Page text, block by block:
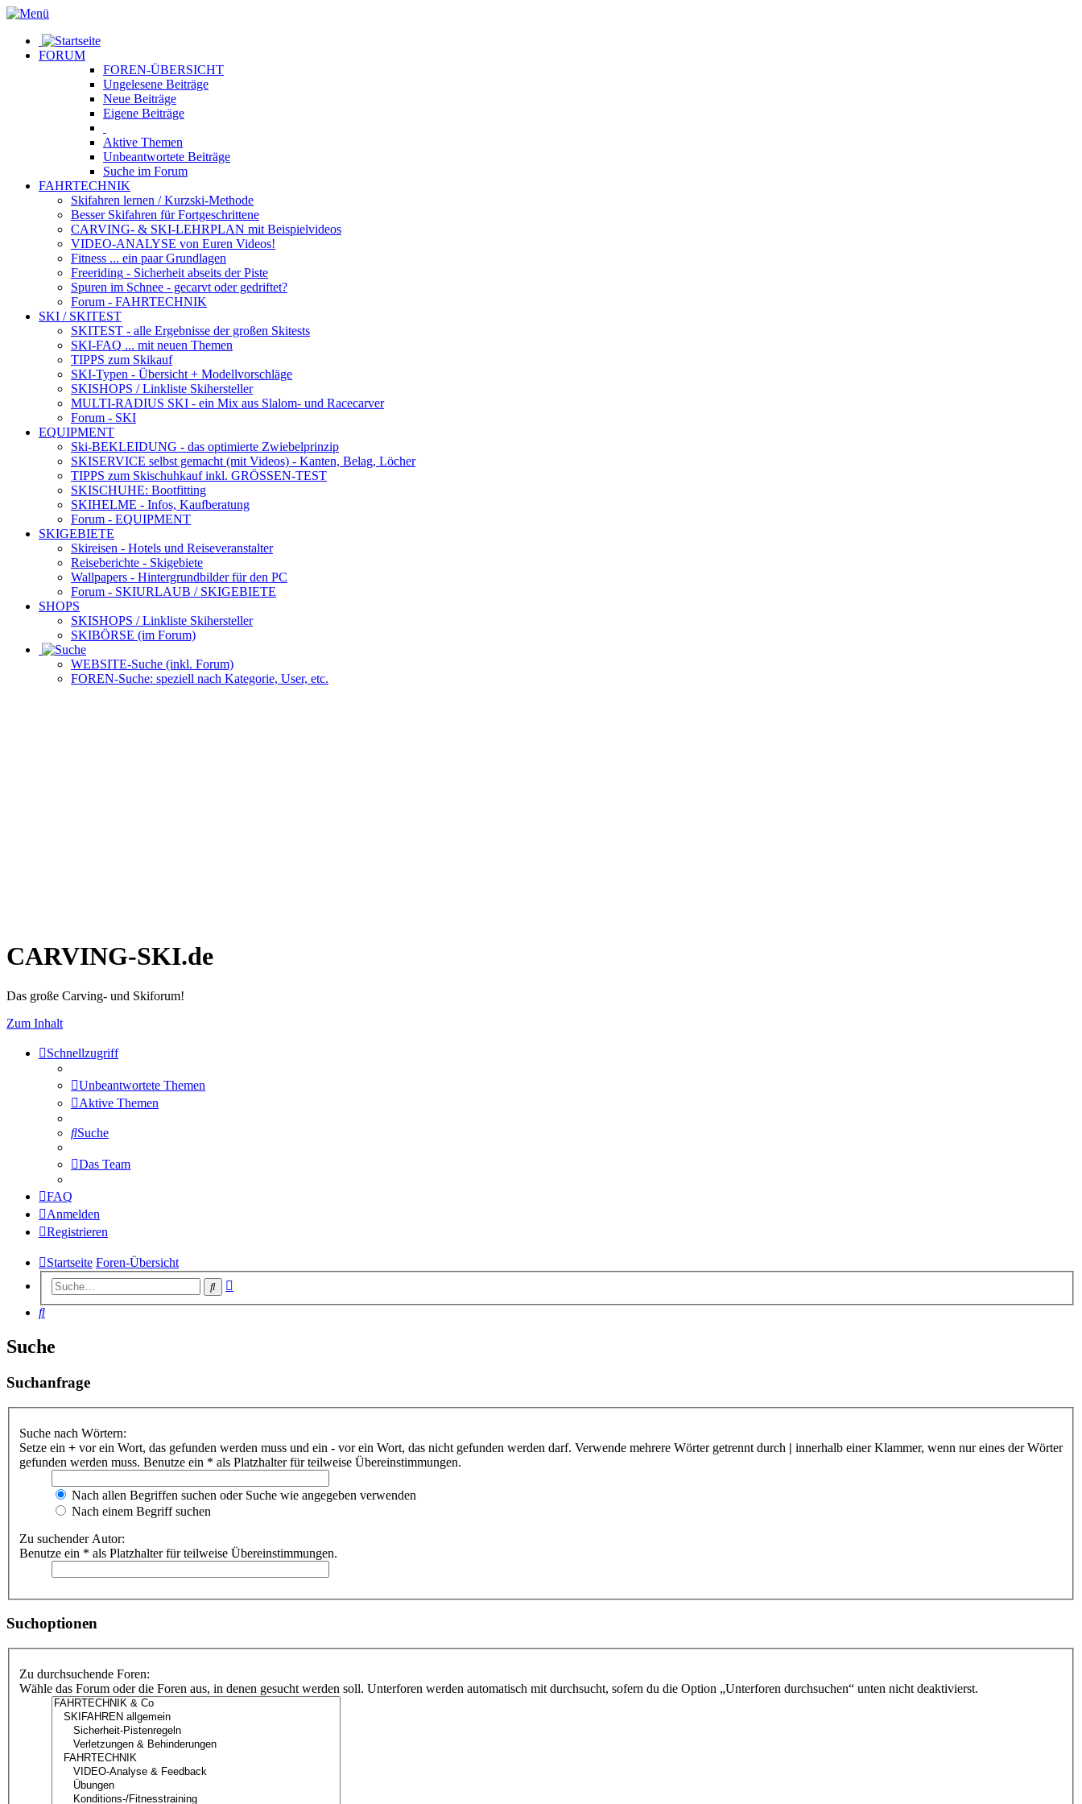
FORUM
FOREN-ÜBERSICHT
Ungelesene Beiträge
Neue Beiträge
Eigene Beiträge
Aktive Themen
Unbeantwortete Beiträge
Suche im Forum
FAHRTECHNIK
Skifahren lernen / Kurzski-Methode
Besser Skifahren für Fortgeschrittene
CARVING- & SKI-LEHRPLAN mit Beispielvideos
VIDEO-ANALYSE von Euren Videos!
Fitness ... ein paar Grundlagen
Freeriding - Sicherheit abseits der Piste
Spuren im Schnee - gecarvt oder gedriftet?
Forum - FAHRTECHNIK
SKI / SKITEST
SKITEST - alle Ergebnisse der großen Skitests
SKI-FAQ ... mit neuen Themen
TIPPS zum Skikauf
SKI-Typen - Übersicht + Modellvorschläge
SKISHOPS / Linkliste Skihersteller
MULTI-RADIUS SKI - ein Mix aus Slalom- und Racecarver
Forum - SKI
EQUIPMENT
Ski-BEKLEIDUNG - das optimierte Zwiebelprinzip
SKISERVICE selbst gemacht (mit Videos) - Kanten, Belag, Löcher
TIPPS zum Skischuhkaufinkl. GRÖSSEN-TEST
SKISCHUHE: Bootfitting
SKIHELME - Infos, Kaufberatung
Forum - EQUIPMENT
SKIGEBIETE
Skireisen - Hotels und Reiseveranstalter
Reiseberichte - Skigebiete
Wallpapers - Hintergrundbilder für den PC
Forum - SKIURLAUB / SKIGEBIETE
SHOPS
SKISHOPS / Linkliste Skihersteller
SKIBÖRSE (im Forum)
WEBSITE-Suche (inkl. Forum)
FOREN-Suche: speziell nach Kategorie, User, etc.
CARVING-SKI.de
Das große Carving- und Skiforum!
Zum Inhalt
Schnellzugriff
Unbeantwortete Themen
Aktive Themen
Suche
Das Team
FAQ
Anmelden
Registrieren
Startseite Foren-Übersicht
Suche
Suche
Suche
Suchanfrage
Suche nach Wörtern:
Setze ein + vor ein Wort, das gefunden werden muss und ein - vor ein Wort, das nicht gefunden werden darf. Verwende mehrere Wörter getrennt durch | innerhalb einer Klammer, wenn nur eines der Wörter
gefunden werden muss. Benutze ein * als Platzhalter für teilweise Übereinstimmungen.
Nach allen Begriffen suchen oder Suche wie angegeben verwenden
Nach einem Begriff suchen
Zu suchender Autor:
Benutze ein * als Platzhalter für teilweise Übereinstimmungen.
Suchoptionen
Zu durchsuchende Foren:
Wähle das Forum oder die Foren aus, in denen gesucht werden soll. Unterforen werden automatisch mit durchsucht, sofern du die Option „Unterforen durchsuchen“ unten nicht deaktivierst.